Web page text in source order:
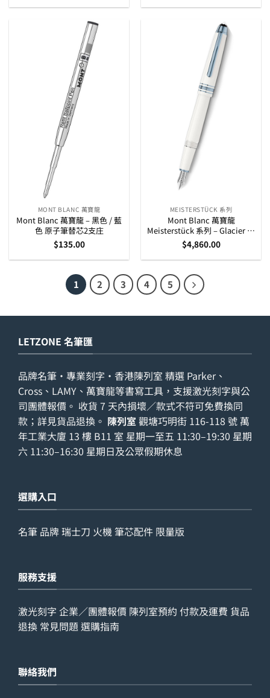
MONT BLANC 萬寶龍
Mont Blanc 萬寶龍 – 黑色 / 藍
色 原子筆替芯2支庄
$135.00
MEISTERSTÜCK 系列
Mont Blanc 萬寶龍
Meisterstück 系列 – Glacier 白
色冰藍夾 14K 金筆咀墨水筆
(129399)
$4,860.00
1 2 3 4 5
LETZONE 名筆匯
品牌名筆・專業刻字・香港陳列室 精選 Parker、
Cross、LAMY、萬寶龍等書寫工具，支援激光刻字與公
司團體報價。 收貨 7 天內損壞／款式不符可免費換同
款；詳見貨品退換 。 陳列室 觀塘巧明街 116-118 號 萬
年工業大廈 13 樓 B11 室 星期一至五 11:30–19:30 星期
六 11:30–16:30 星期日及公眾假期休息
選購入口
名筆 品牌瑞士刀 火機筆芯配件 限量版
服務支援
激光刻字 企業／團體報價 陳列室預約 付款及運費 貨品
退換 常見問題 選購指南
聯絡我們